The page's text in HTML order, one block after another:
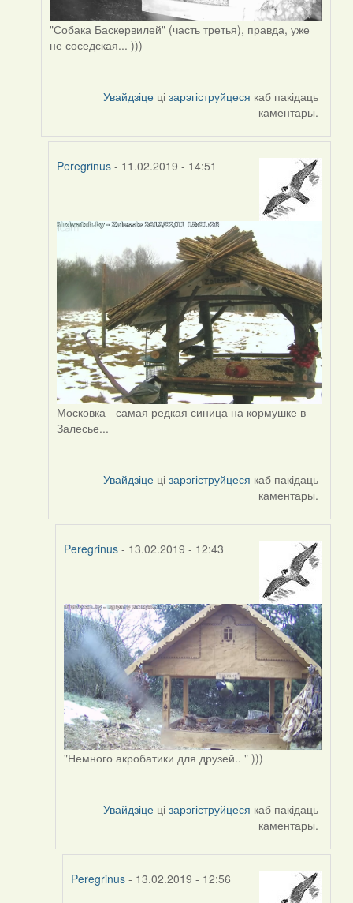
"Собака Баскервилей" (часть третья), правда, уже
не соседская... )))
Увайдзіце цізарэгіструйцеся каб пакідаць
каментары.
Peregrinus - 11.02.2019 - 14:51
to
Peregrinus
Московка - самая редкая синица на кормушке в
Залесье...
Увайдзіце цізарэгіструйцеся каб пакідаць
каментары.
Peregrinus - 13.02.2019 - 12:43
to
by
Peregrinus
"Немного акробатики для друзей.. " )))
Увайдзіце цізарэгіструйцеся каб пакідаць
каментары.
Peregrinus - 13.02.2019 - 12:56